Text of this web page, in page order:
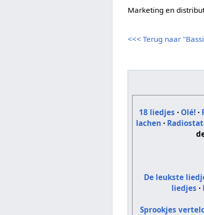
Marketing en
<<< Terug naar
18 liedjes · Olé!·
lachen ·
De leukste
liedjes ·
Sprookjes